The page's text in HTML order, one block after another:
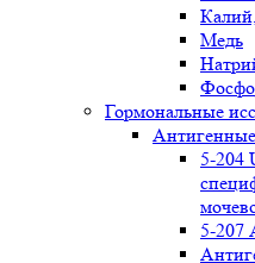
Медь
Гормональные
5-204
5-207